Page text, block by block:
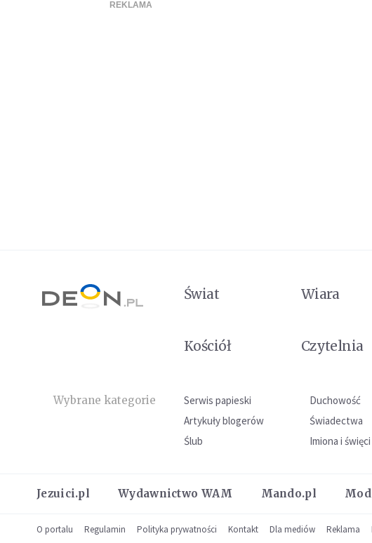
Świat Wiara
Kościół
Czytelnia
Wybrane kategorie Serwis papieski Duchowość
Artykuły blogerów
Świadectwa
Ślub
Imiona i święci
Jezuici.pl Wydawnictwo WAM Mando.pl
O portalu Regulamin Polityka prywatności Kontakt Dla mediów Reklama